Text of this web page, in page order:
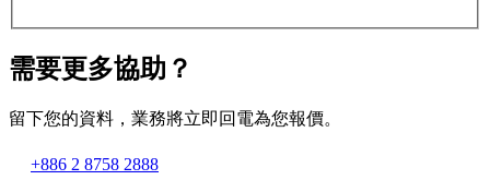
需要更多協助？
留下您的資料，業務將立即回電為您報價。
+886 2 8758 2888